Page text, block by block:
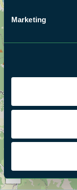
Marketing
−